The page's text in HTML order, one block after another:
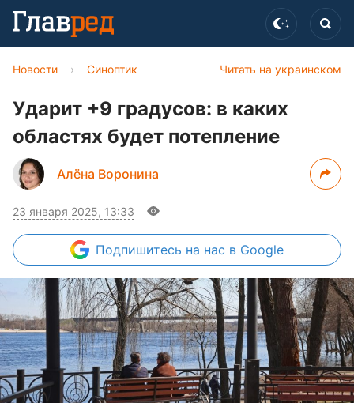
Читать на украинском
Новости › Синоптик
Ударит +9 градусов: в каких
областях будет потепление
Алёна Воронина
23 января 2025, 13:33
Подпишитесь на нас в Google